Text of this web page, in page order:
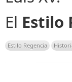
El Estilo
Estilo Regencia